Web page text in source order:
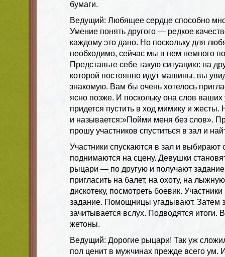
бумаги.
Ведущий: Любящее сердце способно
Умение понять другого — редкое
каждому это дано. Но поскольку для
необходимо, сейчас мы в нем немного
Представьте себе такую ситуацию: на
которой постоянно идут машины, вы
знакомую. Вам бы очень хотелось
ясно позже. И поскольку она слов
придется пустить в ход мимику и жесты.
и называется:»Пойми меня без слов».
прошу участников спуститься в зал и
Участники спускаются в зал и
поднимаются на сцену. Девушки
рыцари — по другую и получают
пригласить на балет, на охоту, на
дискотеку, посмотреть боевик.
задание. Помощницы угадывают. Затем
зачитывается вслух. Подводятся итоги.
жетоны.
Ведущий: Дорогие рыцари! Так уж
пол ценит в мужчинах прежде всего ум.